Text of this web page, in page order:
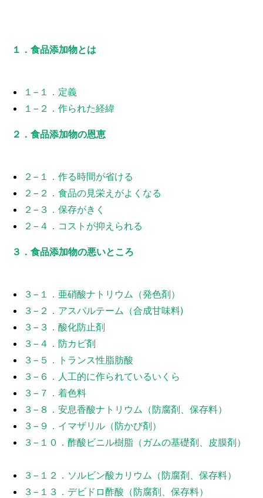
１．食品添加物とは
１−１．定義
１−２．作られた経緯
２．食品添加物の恩恵
２−１．作る時間が省ける
２−２．食品の見栄えがよくなる
２−３．保存がきく
２−４．コストが抑えられる
３．食品添加物の悪いところ
３−１．亜硝酸ナトリウム（発色剤）
３−２．アスパルテーム（合成甘味料)
３−３．酸化防止剤
３−４．防カビ剤
３−５．トランス性脂肪酸
３−６．人工的に作られているいくら
３−７．着色料
３−８．安息香酸ナトリウム（防腐剤、保存料）
３−９．イマザリル（防かび剤）
３−１０．酢酸ビニル樹脂（ガムの基礎剤、皮膜剤）
３−１２．ソルビン酸カリウム（防腐剤、保存料）
３−１３．デビドロ酢酸（防腐剤、保存料）